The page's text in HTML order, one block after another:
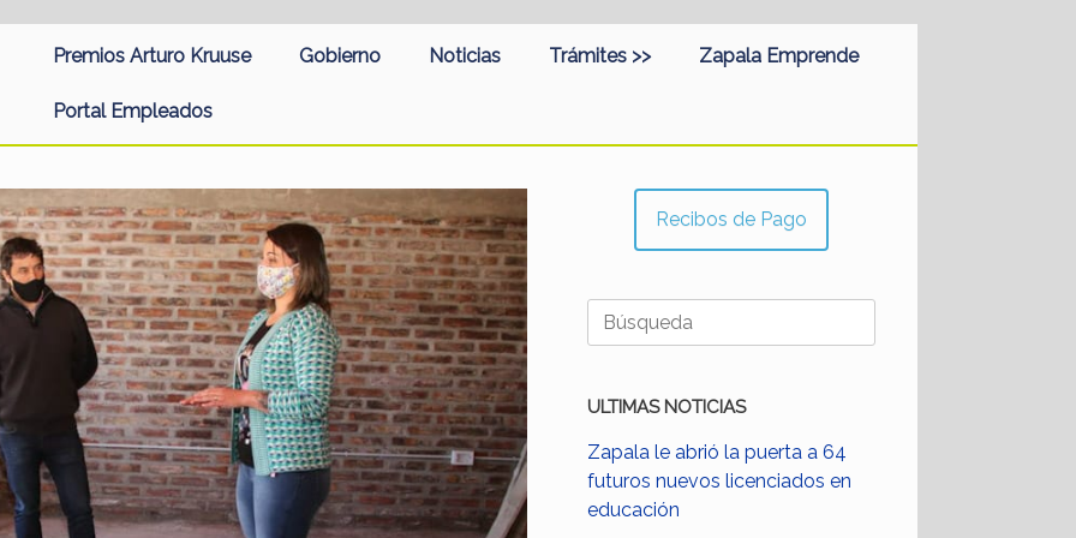
Premios Arturo Kruuse Gobierno Noticias Trámites >> Zapala Emprende
Portal Empleados
Recibos de Pago
Buscar:
ULTIMAS NOTICIAS
Zapala le abrió la puerta a 64
futuros nuevos licenciados en
educación